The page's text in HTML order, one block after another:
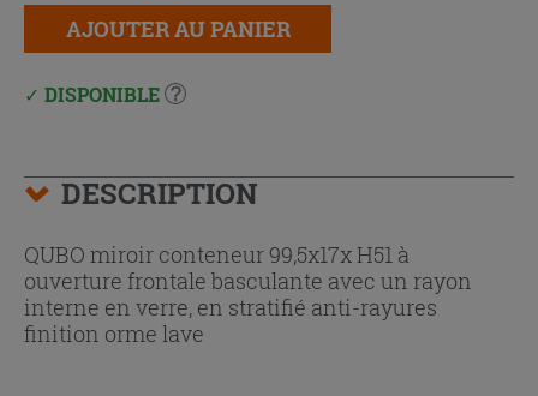
AJOUTER AU PANIER
DISPONIBLE
DESCRIPTION
QUBO miroir conteneur 99,5x17x H51 à
ouverture frontale basculante avec un rayon
interne en verre, en stratifié anti-rayures
finition orme lave